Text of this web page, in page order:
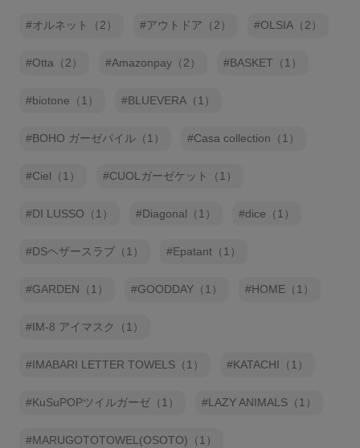
オルネット（2） アウトドア（2） OLSIA（2）
Otta（2） Amazonpay（2） BASKET（1）
biotone（1） BLUEVERA（1）
BOHO ガーゼパイル（1） Casa collection（1）
Ciel（1） CUOLガーゼケット（1）
DI LUSSO（1） Diagonal（1） dice（1）
DSヘザースラブ（1） Epatant（1）
GARDEN（1） GOODDAY（1） HOME（1）
IM-8 アイマスク（1）
IMABARI LETTER TOWELS（1） KATACHI（1）
KuSuPOPツイルガーゼ（1） LAZY ANIMALS（1）
MARUGOTOTOWEL(OSOTO)（1）